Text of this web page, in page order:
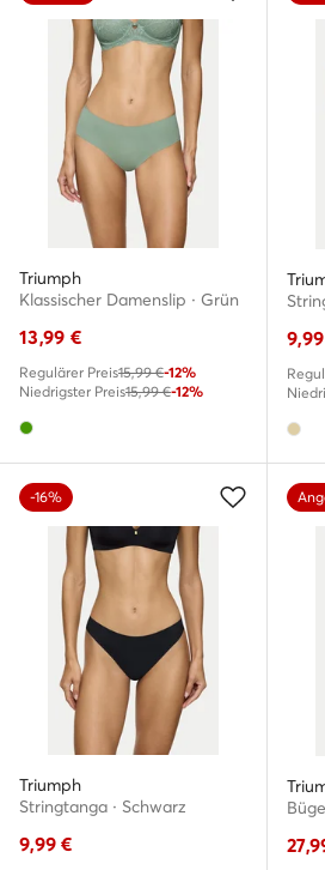
Triumph
Klassischer Damenslip · Grün
13,99 €
Regulärer Preis15,99 €-12%
Niedrigster Preis15,99 €-12%
9,99
-16%
Triumph
Stringtanga · Schwarz
9,99 €